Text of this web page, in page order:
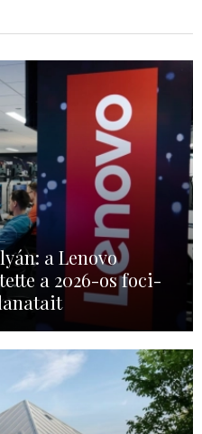
a Lenovo
a 2026-os foci-